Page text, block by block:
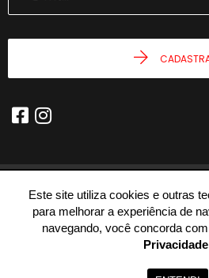
© 2026 - Joseph Castro Imóveis -
Direitos
Este site utiliza cookies e outras
para melhorar a experiência de
navegando, você concorda
Privacidade